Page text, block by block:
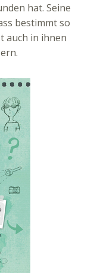
hat. Seine
bestimmt so
auch in ihnen